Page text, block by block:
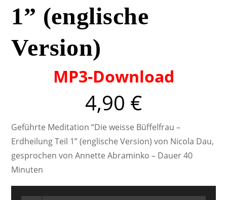
1” (englische
Version)
MP3-Download
4,90 €
Geführte Meditation “Die weisse Büffelfrau –
Erdheilung Teil 1” (englische Version) von Nicola Dau,
gesprochen von Annette Abraminko – Dauer 40
Minuten